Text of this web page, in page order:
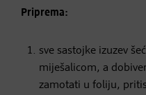
Priprema:
sve sastojke izuzev
miješalicom, a
zamotati u foliju,